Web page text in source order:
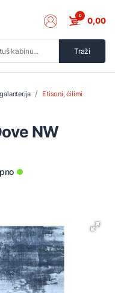
Traži
0 0,00
Etisoni, ćilimi
NW